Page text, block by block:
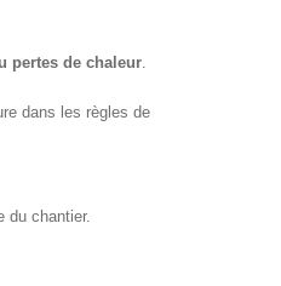
pertes de chaleur
dans les règles de
du chantier.